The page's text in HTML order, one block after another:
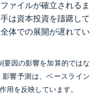
ァイルが確立されるま
は資本投資を躊躇して
体での展開が遅れてい
因の影響を加算的ではな
響予測は、ベースライン
用を反映しています。